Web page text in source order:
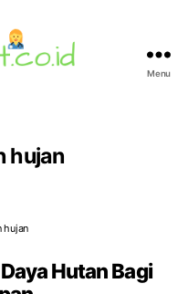
Menu
hujan
hujan
Hutan Bagi